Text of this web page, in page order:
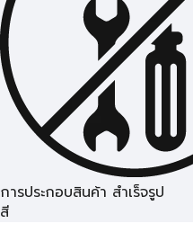
การประกอบสินค้า สำเร็จรูป
สี